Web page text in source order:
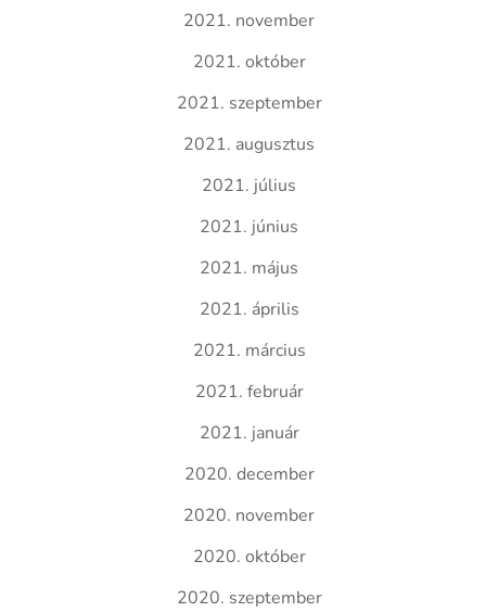
2021. november
2021. október
2021. szeptember
2021. augusztus
2021. július
2021. június
2021. május
2021. április
2021. március
2021. február
2021. január
2020. december
2020. november
2020. október
2020. szeptember